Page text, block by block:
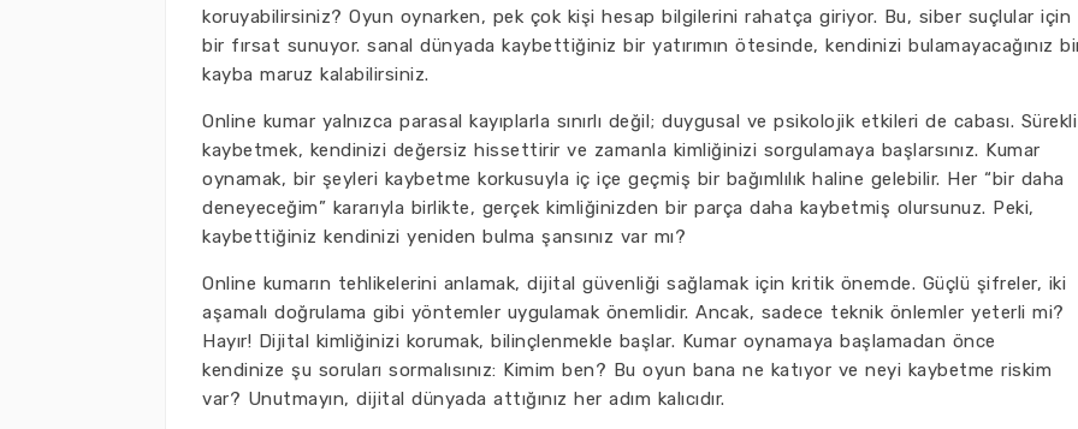
koruyabilirsiniz? Oyun oynarken, pek çok kişi hesap bilgilerini rahatça giriyor. Bu, siber suçlular için
bir fırsat sunuyor. sanal dünyada kaybettiğiniz bir yatırımın ötesinde, kendinizi bulamayacağınız
kayba maruz kalabilirsiniz.
Online kumar yalnızca parasal kayıplarla sınırlı değil; duygusal ve psikolojik etkileri de cabası. Sürekli
kaybetmek, kendinizi değersiz hissettirir ve zamanla kimliğinizi sorgulamaya başlarsınız. Kumar
oynamak, bir şeyleri kaybetme korkusuyla iç içe geçmiş bir bağımlılık haline gelebilir. Her “bir daha
deneyeceğim” kararıyla birlikte, gerçek kimliğinizden bir parça daha kaybetmiş olursunuz. Peki,
kaybettiğiniz kendinizi yeniden bulma şansınız var mı?
Online kumarın tehlikelerini anlamak, dijital güvenliği sağlamak için kritik önemde. Güçlü şifreler, iki
aşamalı doğrulama gibi yöntemler uygulamak önemlidir. Ancak, sadece teknik önlemler yeterli mi?
Hayır! Dijital kimliğinizi korumak, bilinçlenmekle başlar. Kumar oynamaya başlamadan önce
kendinize şu soruları sormalısınız: Kimim ben? Bu oyun bana ne katıyor ve neyi kaybetme riskim
var? Unutmayın, dijital dünyada attığınız her adım kalıcıdır.